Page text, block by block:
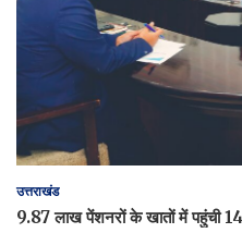
उत्तराखंड
9.87 लाख पेंशनरों के खातों में पहुंची